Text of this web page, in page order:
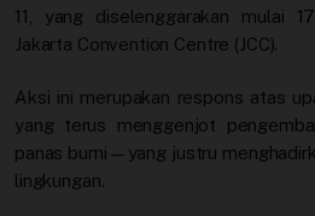
Tambah Kontributor
Trustworthy
Video
11, yang diselenggarakan mulai
Jakarta Convention Centre (JCC).
Aksi ini merupakan respons atas
yang terus menggenjot
panas bumi—yang justru
lingkungan.